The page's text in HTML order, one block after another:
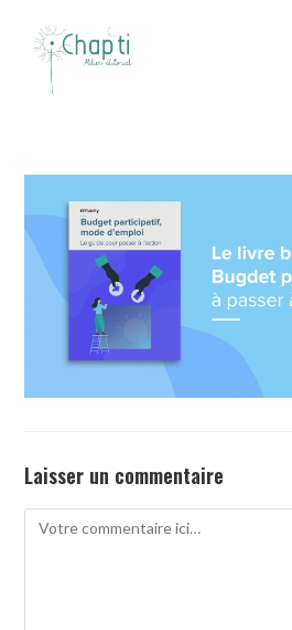
content
Laisser un commentaire
Comment